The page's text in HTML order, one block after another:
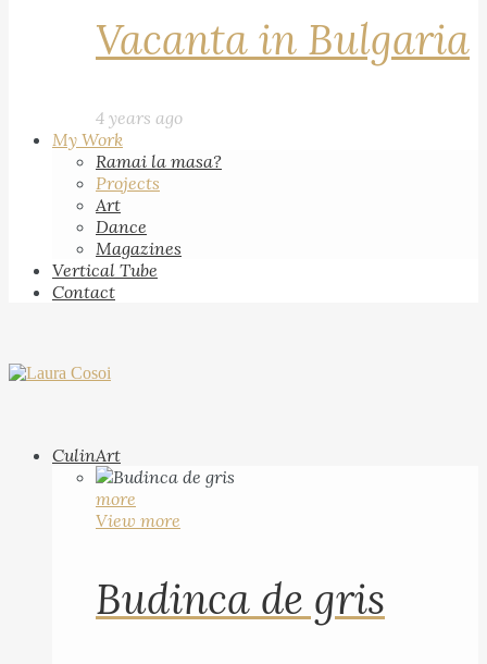
Vacanta in Bulgaria
4 years ago
My Work
Ramai la masa?
Projects
Art
Dance
Magazines
Vertical Tube
Contact
CulinArt
more
View more
Budinca de gris